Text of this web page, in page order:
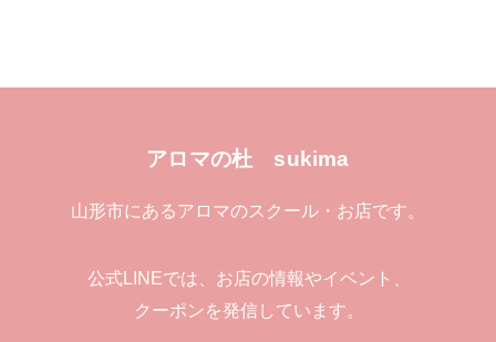
アロマの杜 sukima
山形市にあるアロマのスクール・お店です。
公式LINEでは、お店の情報やイベント、
クーポンを発信しています。